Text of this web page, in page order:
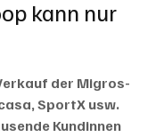
kann nur
der Migros-
SportX usw.
Kundinnen